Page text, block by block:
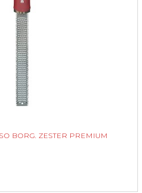
BORG. ZESTER PREMIUM